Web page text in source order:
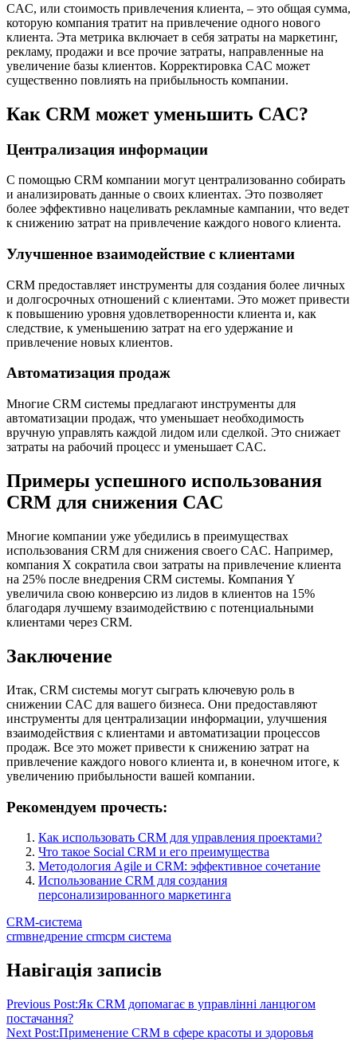
CAC, или стоимость привлечения клиента, – это общая сумма,
которую компания тратит на привлечение одного нового
клиента. Эта метрика включает в себя затраты на маркетинг,
рекламу, продажи и все прочие затраты, направленные на
увеличение базы клиентов. Корректировка CAC может
существенно повлиять на прибыльность компании.
Как CRM может уменьшить CAC?
Централизация информации
С помощью CRM компании могут централизованно собирать
и анализировать данные о своих клиентах. Это позволяет
более эффективно нацеливать рекламные кампании, что ведет
к снижению затрат на привлечение каждого нового клиента.
Улучшенное взаимодействие с клиентами
CRM предоставляет инструменты для создания более личных
и долгосрочных отношений с клиентами. Это может привести
к повышению уровня удовлетворенности клиента и, как
следствие, к уменьшению затрат на его удержание и
привлечение новых клиентов.
Автоматизация продаж
Многие CRM системы предлагают инструменты для
автоматизации продаж, что уменьшает необходимость
вручную управлять каждой лидом или сделкой. Это снижает
затраты на рабочий процесс и уменьшает CAC.
Примеры успешного использования
CRM для снижения CAC
Многие компании уже убедились в преимуществах
использования CRM для снижения своего CAC. Например,
компания X сократила свои затраты на привлечение клиента
на 25% после внедрения CRM системы. Компания Y
увеличила свою конверсию из лидов в клиентов на 15%
благодаря лучшему взаимодействию с потенциальными
клиентами через CRM.
Заключение
Итак, CRM системы могут сыграть ключевую роль в
снижении CAC для вашего бизнеса. Они предоставляют
инструменты для централизации информации, улучшения
взаимодействия с клиентами и автоматизации процессов
продаж. Все это может привести к снижению затрат на
привлечение каждого нового клиента и, в конечном итоге, к
увеличению прибыльности вашей компании.
Рекомендуем прочесть:
Как использовать CRM для управления проектами?
Что такое Social CRM и его преимущества
Методология Agile и CRM: эффективное сочетание
Использование CRM для создания
персонализированного маркетинга
CRM-система
crmвнедрение crmсрм система
Навігація записів
Previous Post:Як CRM допомагає в управлінні ланцюгом
постачання?
Next Post:Применение CRM в сфере красоты и здоровья